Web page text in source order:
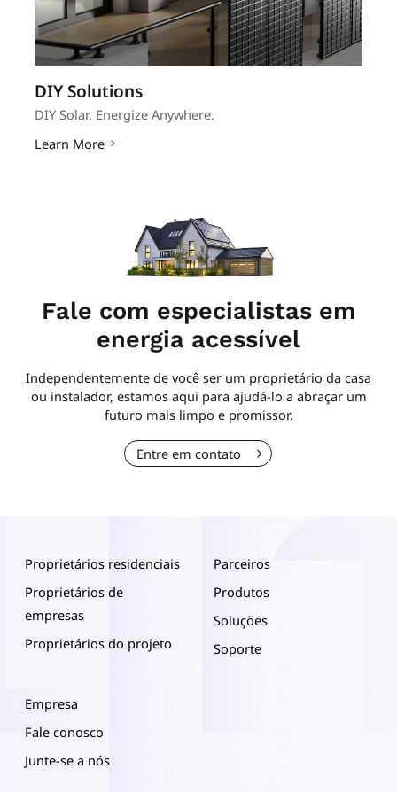
DIY Solutions
DIY Solar. Energize Anywhere.
Learn More
Residential Solutions
Solar Storage, Powered with Smart Control.
Learn More
C&I Solutions
Scale Smart, Profit Strong.
Learn More
Utility Solutions
Big Solutions. Bigger Returns.
Learn More
Fale com especialistas em
energia acessível
Independentemente de você ser um proprietário da casa
ou instalador, estamos aqui para ajudá-lo a abraçar um
futuro mais limpo e promissor.
Entre em contato
Proprietários residenciais
Proprietários de
empresas
Proprietários do projeto
Parceiros
Produtos
Soluções
Soporte
Empresa
Fale conosco
Junte-se a nós